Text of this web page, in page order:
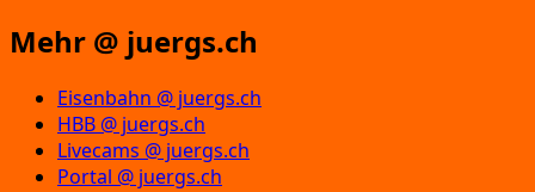
Mehr @ juergs.ch
Eisenbahn @ juergs.ch
HBB @ juergs.ch
Livecams @ juergs.ch
Portal @ juergs.ch